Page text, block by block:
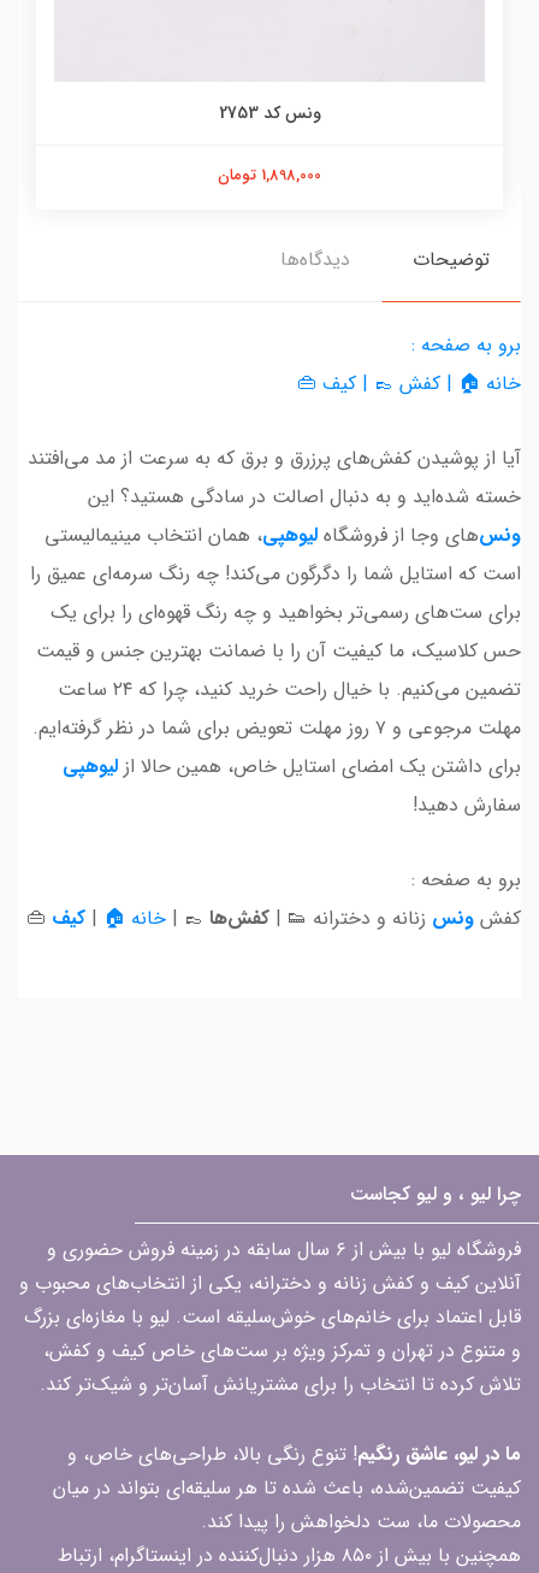
ونس کد 2753
1,898,000 تومان
توضیحات دیدگاه‌ها
برو به صفحه :
خانه 🏠 | کفش 👞 | کیف 👜
آیا از پوشیدن کفش‌های پرزرق و برق که به سرعت از مد می‌افتند
خسته شده‌اید و به دنبال اصالت در سادگی هستید؟ این
ونس‌های وجا از فروشگاه لیوهپی، همان انتخاب مینیمالیستی
است که استایل شما را دگرگون می‌کند! چه رنگ سرمه‌ای عمیق را
برای ست‌های رسمی‌تر بخواهید و چه رنگ قهوه‌ای را برای یک
حس کلاسیک، ما کیفیت آن را با ضمانت بهترین جنس و قیمت
تضمین می‌کنیم. با خیال راحت خرید کنید، چرا که ۲۴ ساعت
مهلت مرجوعی و ۷ روز مهلت تعویض برای شما در نظر گرفته‌ایم.
برای داشتن یک امضای استایل خاص، همین حالا از لیوهپی
سفارش دهید!
برو به صفحه :
کفش ونس زنانه و دخترانه 👟 | کفش‌ها 👞 | خانه 🏠 | کیف 👜
چرا لیو ، و لیو کجاست
فروشگاه لیو با بیش از ۶ سال سابقه در زمینه فروش حضوری و
آنلاین کیف و کفش زنانه و دخترانه، یکی از انتخاب‌های محبوب و
قابل اعتماد برای خانم‌های خوش‌سلیقه است. لیو با مغازه‌ای بزرگ
و متنوع در تهران و تمرکز ویژه بر ست‌های خاص کیف و کفش،
تلاش کرده تا انتخاب را برای مشتریانش آسان‌تر و شیک‌تر کند.
ما در لیو، عاشق رنگیم! تنوع رنگی بالا، طراحی‌های خاص، و
کیفیت تضمین‌شده، باعث شده تا هر سلیقه‌ای بتواند در میان
محصولات ما، ست دلخواهش را پیدا کند.
همچنین با بیش از ۸۵۰ هزار دنبال‌کننده در اینستاگرام، ارتباط